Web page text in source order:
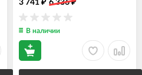
3 741 ₽ 6 336₽
В наличии